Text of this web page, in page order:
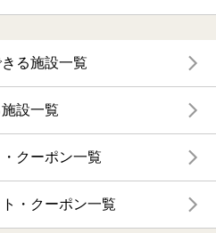
る施設一覧
設一覧
クーポン一覧
・クーポン一覧